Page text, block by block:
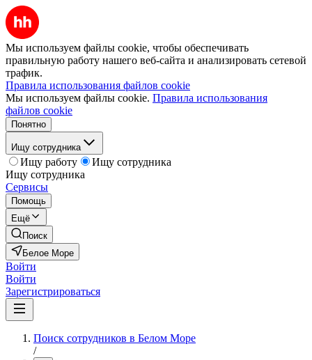
Мы используем файлы cookie, чтобы обеспечивать
правильную работу нашего веб-сайта и анализировать сетевой
трафик.
Правила использования файлов cookie
Мы используем файлы cookie. Правила использования
файлов cookie
Понятно
Ищу сотрудника
Ищу работу
Ищу сотрудника
Ищу сотрудника
Сервисы
Помощь
Ещё
Поиск
Белое Море
Войти
Войти
Зарегистрироваться
Поиск сотрудников в Белом Море
/